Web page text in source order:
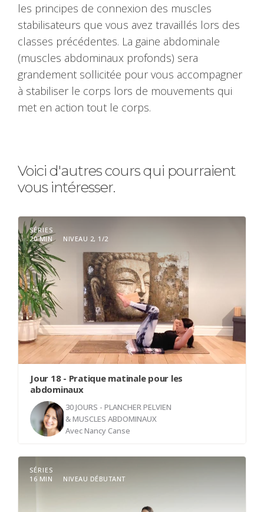
les principes de connexion des muscles
stabilisateurs que vous avez travaillés lors des
classes précédentes. La gaine abdominale
(muscles abdominaux profonds) sera
grandement sollicitée pour vous accompagner
à stabiliser le corps lors de mouvements qui
met en action tout le corps.
Voici d'autres cours qui pourraient
vous intéresser.
SÉRIES
20 MIN
NIVEAU 2, 1/2
Jour 18 - Pratique matinale pour les
abdominaux
30 JOURS - PLANCHER PELVIEN
& MUSCLES ABDOMINAUX
AvecNancy Canse
Rejoignez-moi pour ce cours matinal dédié au
essentiel de notre posture et de nos activités
SÉRIES
16 MIN
NIVEAU DÉBUTANT